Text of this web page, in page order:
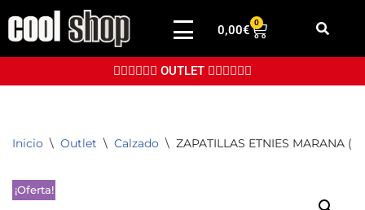
Saltar
contenido
0,00€
0
👉🏼👉🏼👉🏼 OUTLET 👈🏼👈🏼👈🏼
Inicio \ Outlet \ Calzado \ ZAPATILLAS ETNIES MARANA
¡Oferta!